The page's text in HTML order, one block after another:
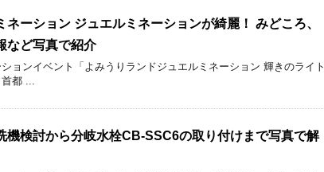
ーション ジュエルミネーションが綺麗！ みどころ、
など写真で紹介
ョンイベント「よみうりランドジュエルミネーション 輝きのライト
都 ...
機検討から分岐水栓CB-SSC6の取り付けまで写真で解